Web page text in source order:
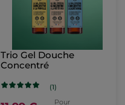
Trio Gel Douche
Concentré
(1)
Pour